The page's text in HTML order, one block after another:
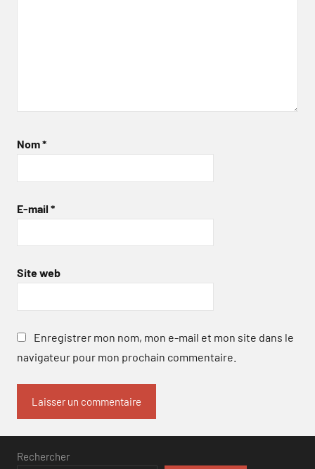
Nom*
E-mail *
Site web
Enregistrer mon nom, mon e-mail et mon site dans le
navigateur pour mon prochain commentaire.
Rechercher